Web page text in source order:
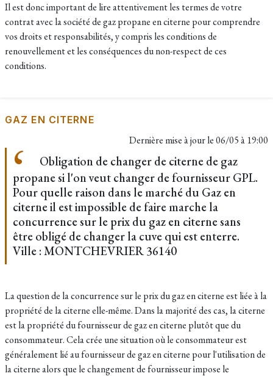
Il est donc important de lire attentivement les termes de votre
contrat avec la société de gaz propane en citerne pour comprendre
vos droits et responsabilités, y compris les conditions de
renouvellement et les conséquences du non-respect de ces
conditions.
GAZ EN CITERNE
Dernière mise à jour le06/05 à 19:00
Obligation de changer de citerne de gaz
propane si l'on veut changer de fournisseur GPL.
Pour quelle raison dans le marché du Gaz en
citerne il est impossible de faire marche la
concurrence sur le prix du gaz en citerne sans
être obligé de changer la cuve qui est enterre.
Ville : MONTCHEVRIER 36140
La question de la concurrence sur le prix du gaz en citerne est liée à la
propriété de la citerne elle-même. Dans la majorité des cas, la citerne
est la propriété du fournisseur de gaz en citerne plutôt que du
consommateur. Cela crée une situation où le consommateur est
généralement lié au fournisseur de gaz en citerne pour l'utilisation de
la citerne alors que le changement de fournisseur impose le